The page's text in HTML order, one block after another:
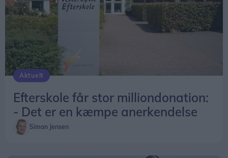
Aktuelt
Efterskole får stor milliondonation:
- Det er en kæmpe anerkendelse
Simon Jensen